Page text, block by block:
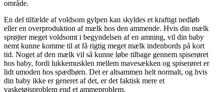
område.
En del tilfælde af voldsom gylpen kan skyldes et kraftigt nedløb
eller en overproduktion af mælk hos den ammende. Hvis din mælk
sprøjter meget voldsomt i begyndelsen af en amning, vil din baby
nemt kunne komme til at få rigtig meget mælk indenbords på kort
tid. Noget af den mælk vil så kunne løbe tilbage gennem spiserøret
hos baby, fordi lukkemusklen mellem mavesækken og spiserøret er
lidt umoden hos spædbørn. Det er altsammen helt normalt, og hvis
din baby ikke er generet af det, er det faktisk mere et
vasketøjsproblem end et ammeproblem.